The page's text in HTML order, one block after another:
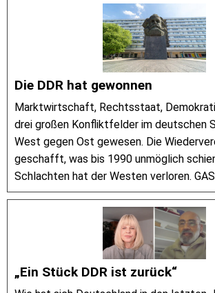
Die DDR hat gewonnen
Marktwirtschaft, Rechtsstaat,
drei großen Konfliktfelder im deutschen
West gegen Ost gewesen. Die
geschafft, was bis 1990 unmöglich
Schlachten hat der Westen verloren.
„Ein Stück DDR ist zurück“